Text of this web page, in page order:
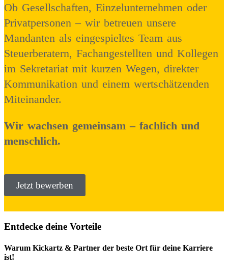
Ob Gesellschaften, Einzelunternehmen oder
Privatpersonen – wir betreuen unsere
Mandanten als eingespieltes Team aus
Steuerberatern, Fachangestellten und Kollegen
im Sekretariat mit kurzen Wegen, direkter
Kommunikation und einem wertschätzenden
Miteinander.
Wir wachsen gemeinsam – fachlich und
menschlich.
Jetzt bewerben
Entdecke deine Vorteile
Warum Kickartz & Partner der beste Ort für deine Karriere
ist!